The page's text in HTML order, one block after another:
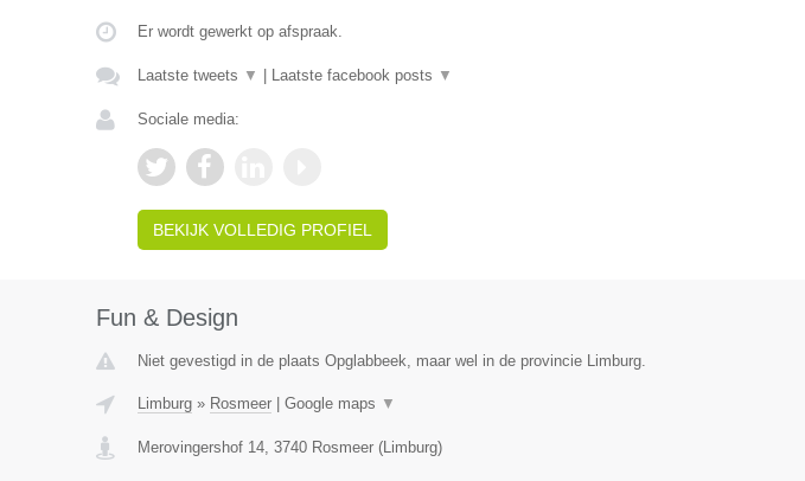
Er wordt gewerkt op afspraak.
Laatste tweets ▼ Laatste facebook posts ▼
Sociale media:
BEKIJK VOLLEDIG PROFIEL
Fun & Design
Niet gevestigd in de plaats Opglabbeek, maar wel in de provincie Limburg.
Limburg» Rosmeer| Google maps ▼
Merovingershof 14, 3740 Rosmeer(Limburg)